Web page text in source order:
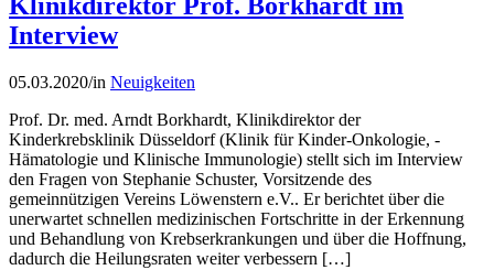
Klinikdirektor Prof. Borkhardt im
Interview
05.03.2020/in Neuigkeiten
Prof. Dr. med. Arndt Borkhardt, Klinikdirektor der
Kinderkrebsklinik Düsseldorf (Klinik für Kinder-Onkologie, -
Hämatologie und Klinische Immunologie) stellt sich im Interview
den Fragen von Stephanie Schuster, Vorsitzende des
gemeinnützigen Vereins Löwenstern e.V.. Er berichtet über die
unerwartet schnellen medizinischen Fortschritte in der Erkennung
und Behandlung von Krebserkrankungen und über die Hoffnung,
dadurch die Heilungsraten weiter verbessern […]